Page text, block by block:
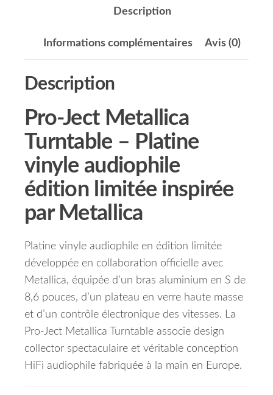
Description
Informations complémentaires Avis (0)
Description
Pro-Ject Metallica
Turntable – Platine
vinyle audiophile
édition limitée inspirée
par Metallica
Platine vinyle audiophile en édition limitée
développée en collaboration officielle avec
Metallica, équipée d’un bras aluminium en S de
8,6 pouces, d’un plateau en verre haute masse
et d’un contrôle électronique des vitesses. La
Pro-Ject Metallica Turntable associe design
collector spectaculaire et véritable conception
HiFi audiophile fabriquée à la main en Europe.